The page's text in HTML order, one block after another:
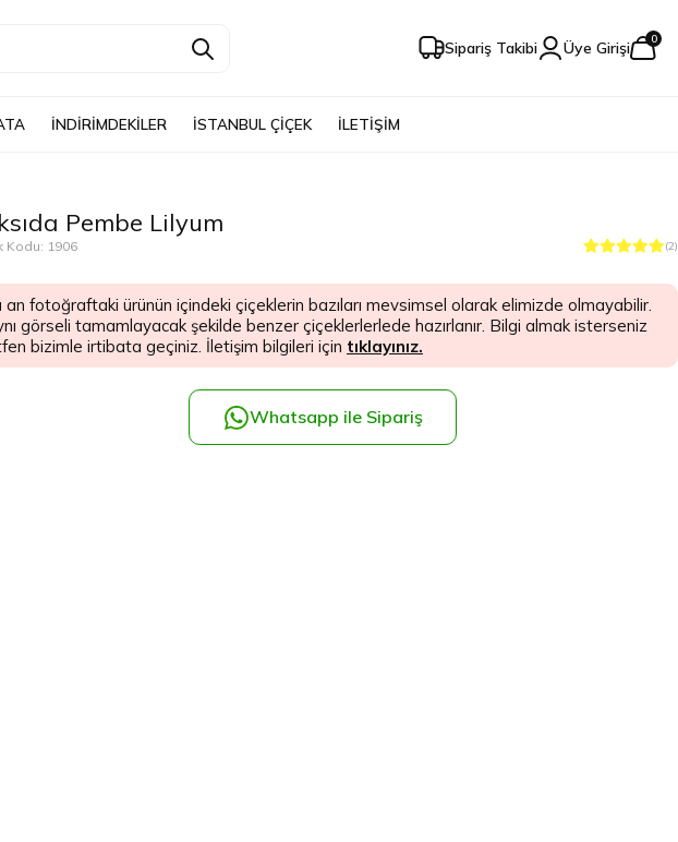
Sipariş Takibi Üye Girişi 0
İNDİRİMDEKİLER İSTANBUL ÇİÇEK İLETİŞİM
Pembe Lilyum
Kodu: 1906 (2)
an fotoğraftaki ürünün içindeki çiçeklerin bazıları mevsimsel olarak elimizde olmayabilir.
görseli tamamlayacak şekilde benzer çiçeklerlerlede hazırlanır. Bilgi almak isterseniz
bizimle irtibata geçiniz. İletişim bilgileri için tıklayınız.
Whatsapp ile Sipariş